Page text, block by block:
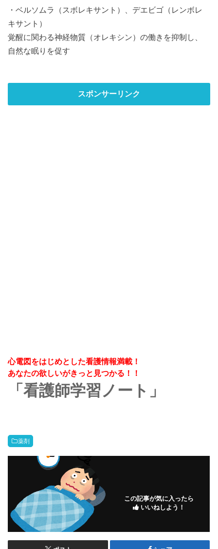
・ベルソムラ（スボレキサント）、デエビゴ（レンボレ
キサント）
覚醒に関わる神経物質（オレキシン）の働きを抑制し、
自然な眠りを促す
スポンサーリンク
心電図をはじめとした看護情報満載！
あなたの欲しいがきっと見つかる！！
「看護師学習ノート」
薬剤
この記事が気に入ったら
いいねしよう！